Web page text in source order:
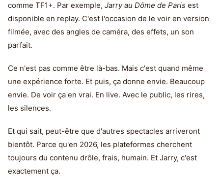
comme TF1+. Par exemple, Jarry au Dôme de Paris est
disponible en replay. C'est l'occasion de le voir en version
filmée, avec des angles de caméra, des effets, un son
parfait.
Ce n'est pas comme être là-bas. Mais c'est quand même
une expérience forte. Et puis, ça donne envie. Beaucoup
envie. De voir ça en vrai. En live. Avec le public, les rires,
les silences.
Et qui sait, peut-être que d'autres spectacles arriveront
bientôt. Parce qu'en 2026, les plateformes cherchent
toujours du contenu drôle, frais, humain. Et Jarry, c'est
exactement ça.